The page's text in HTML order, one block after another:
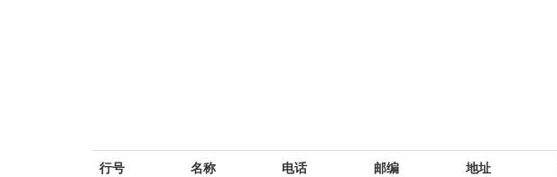
行号 名称 电话 邮编 地址